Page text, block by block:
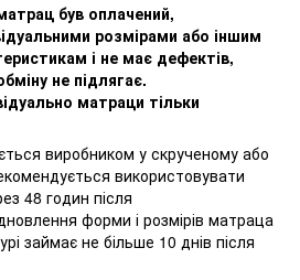
був оплачений,
розмірами або іншим
і не має дефектів,
не підлягає.
матраци тільки
виробником у скрученому або
використовувати
48 годин після
форми і розмірів матраца
займає не більше 10 днів після